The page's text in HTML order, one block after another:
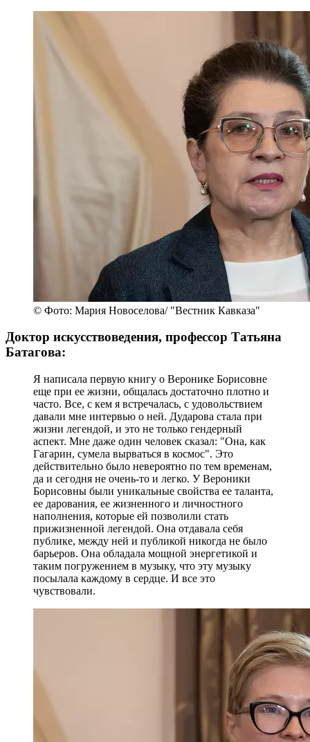
© Фото: Мария Новоселова/ "Вестник Кавказа"
Доктор искусствоведения, профессор Татьяна
Батагова:
Я написала первую книгу о Веронике Борисовне
еще при ее жизни, общалась достаточно плотно и
часто. Все, с кем я встречалась, с удовольствием
давали мне интервью о ней. Дударова стала при
жизни легендой, и это не только гендерный
аспект. Мне даже один человек сказал: "Она, как
Гагарин, сумела вырваться в космос". Это
действительно было невероятно по тем временам,
да и сегодня не очень-то и легко. У Вероники
Борисовны были уникальные свойства ее таланта,
ее дарования, ее жизненного и личностного
наполнения, которые ей позволили стать
прижизненной легендой. Она отдавала себя
публике, между ней и публикой никогда не было
барьеров. Она обладала мощной энергетикой и
таким погружением в музыку, что эту музыку
посылала каждому в сердце. И все это
чувствовали.